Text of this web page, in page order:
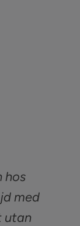
hos
med
utan